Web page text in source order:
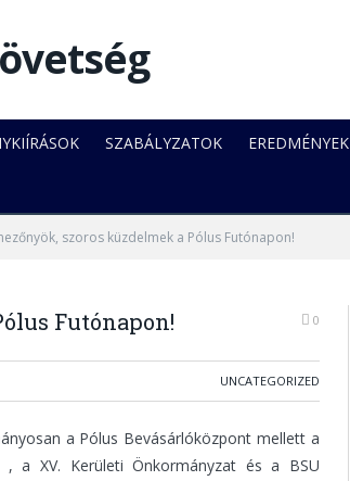
SZABÁLYZATOK EREDMÉNYEK
szoros küzdelmek a Pólus Futónapon!
Futónapon! 0
UNCATEGORIZED
a Pólus Bevásárlóközpont mellett a
a XV. Kerületi Önkormányzat és a BSU